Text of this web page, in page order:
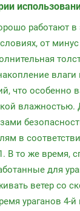
работают
от
что особенно
влажностью.
в
В то же время,
для
ветер со
ураганов 4-й